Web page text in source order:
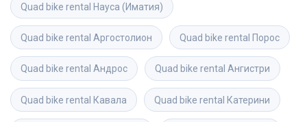
Quad bike rental Науса (Иматия)
Quad bike rental Аргостолион Quad bike rental Порос
Quad bike rental Андрос Quad bike rental Ангистри
Quad bike rental Кавала Quad bike rental Катерини